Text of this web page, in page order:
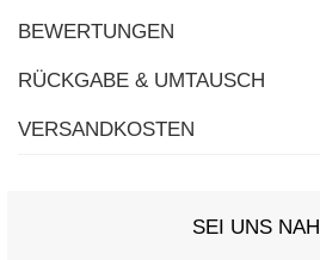
BEWERTUNGEN
RÜCKGABE & UMTAUSCH
VERSANDKOSTEN
SEI UNS NAH